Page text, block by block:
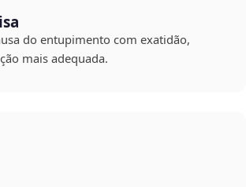
do entupimento com exatidão,
mais adequada.